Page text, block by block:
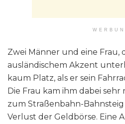
Zwei Männer und eine Frau,
ausländischem Akzent
kaum Platz, als er sein
Die Frau kam ihm dabei sehr
zum Straßenbahn-
Verlust der Geldbörse. Eine